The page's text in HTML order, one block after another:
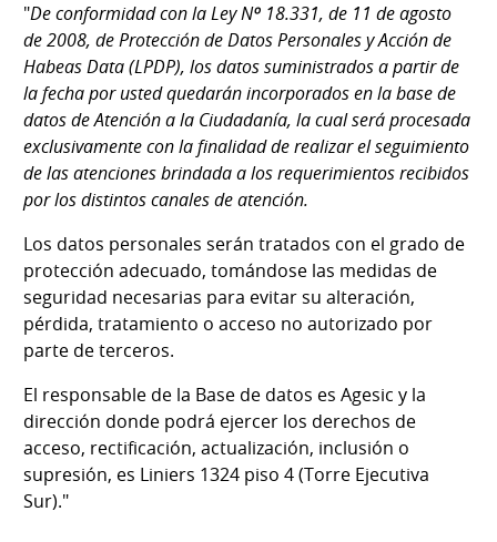
"De conformidad con la Ley Nº 18.331, de 11 de agosto
de 2008, de Protección de Datos Personales y Acción de
Habeas Data (LPDP), los datos suministrados a partir de
la fecha por usted quedarán incorporados en la base de
datos de Atención a la Ciudadanía, la cual será procesada
exclusivamente con la finalidad de realizar el seguimiento
de las atenciones brindada a los requerimientos recibidos
por los distintos canales de atención.
Los datos personales serán tratados con el grado de
protección adecuado, tomándose las medidas de
seguridad necesarias para evitar su alteración,
pérdida, tratamiento o acceso no autorizado por
parte de terceros.
El responsable de la Base de datos es Agesic y la
dirección donde podrá ejercer los derechos de
acceso, rectificación, actualización, inclusión o
supresión, es Liniers 1324 piso 4 (Torre Ejecutiva
Sur)."